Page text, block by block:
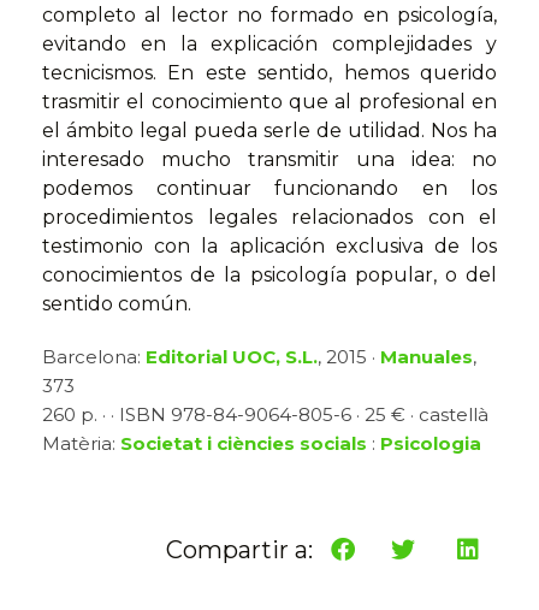
completo al lector no formado en psicología,
evitando en la explicación complejidades y
tecnicismos. En este sentido, hemos querido
trasmitir el conocimiento que al profesional en
el ámbito legal pueda serle de utilidad. Nos ha
interesado mucho transmitir una idea: no
podemos continuar funcionando en los
procedimientos legales relacionados con el
testimonio con la aplicación exclusiva de los
conocimientos de la psicología popular, o del
sentido común.
Barcelona: Editorial UOC, S.L., 2015 · Manuales,
373
260 p. · · ISBN 978-84-9064-805-6 · 25 € · castellà
Matèria: Societat i ciències socials : Psicologia
Compartir a: